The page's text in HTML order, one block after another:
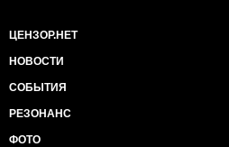
ЦЕНЗОР.НЕТ
НОВОСТИ
СОБЫТИЯ
РЕЗОНАНС
ФОТО